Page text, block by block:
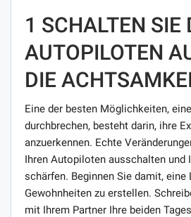
1 SCHALTEN SIE
AUTOPILOTEN
DIE
Eine der besten Möglichkeiten,
durchbrechen, besteht darin, ihre
anzuerkennen. Echte
Ihren Autopiloten ausschalten und
schärfen. Beginnen Sie damit, eine
Gewohnheiten zu erstellen.
mit Ihrem Partner Ihre beiden